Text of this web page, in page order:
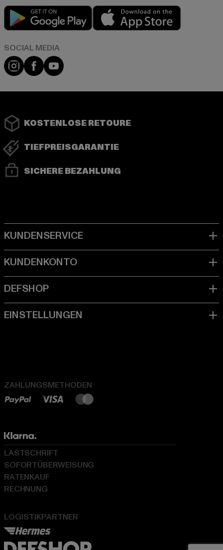
Play market
Instagram
FacebookYouTube
KOSTENLOSE RETOURE
TIEFPREISGARANTIE
SICHERE BEZAHLUNG
ZAHLUNGSMETHODEN
LOGISTIKPARTNER
LASTSCHRIFT
SOFORTÜBERWEISUNG
RATENKAUF
RECHNUNG